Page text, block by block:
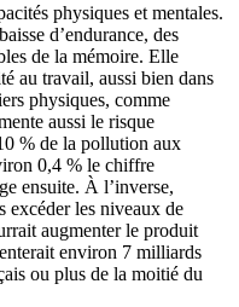
physiques et mentales.
d’endurance, des
de la mémoire. Elle
au travail, aussi bien dans
physiques, comme
aussi le risque
% de la pollution aux
0,4 % le chiffre
ensuite. À l’inverse,
excéder les niveaux de
augmenter le produit
environ 7 milliards
ou plus de la moitié du